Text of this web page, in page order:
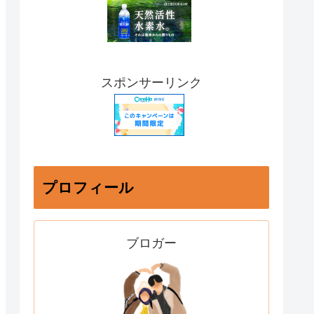
スポンサーリンク
プロフィール
ブロガー